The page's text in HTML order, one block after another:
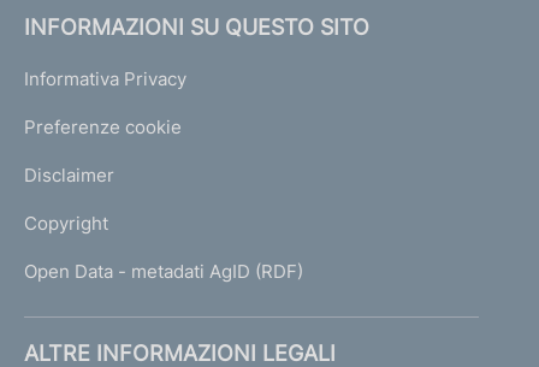
INFORMAZIONI SU QUESTO SITO
Informativa Privacy
Preferenze cookie
Disclaimer
Copyright
Open Data - metadati AgID (RDF)
ALTRE INFORMAZIONI LEGALI